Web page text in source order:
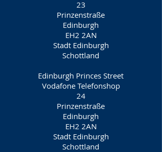
23
Prinzenstraße
Edinburgh
EH2 2AN
Stadt Edinburgh
Schottland
Edinburgh Princes Street
Vodafone Telefonshop
24
Prinzenstraße
Edinburgh
EH2 2AN
Stadt Edinburgh
Schottland